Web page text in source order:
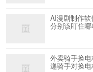
AI漫剧制作软
分别该盯住哪
外卖骑手换
递骑手对换